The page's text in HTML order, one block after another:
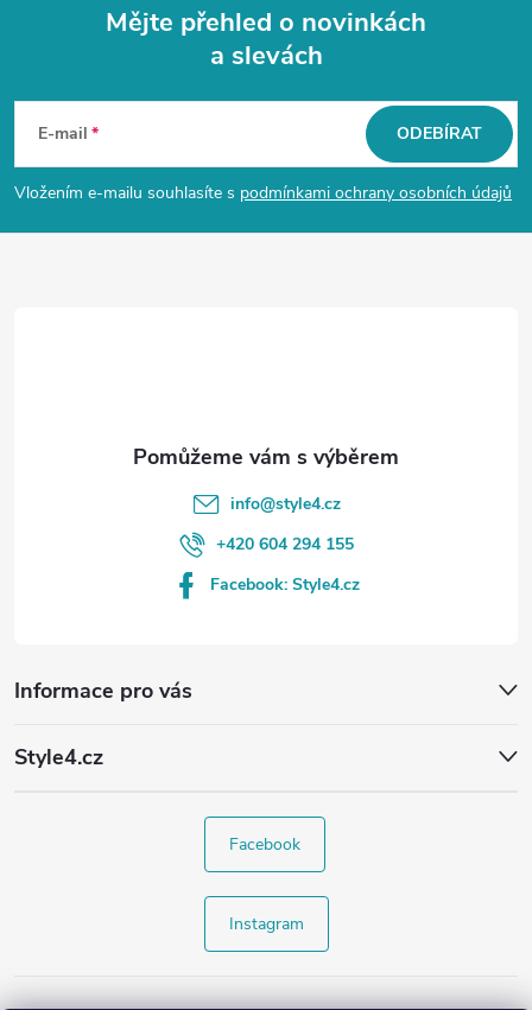
p
a
Mějte přehled o novinkách
a slevách
E-mail
Vložením e-mailu souhlasíte s podmínkami ochrany osobních údajů
ODEBÍRAT
Informace pro vás
Style4.cz
info@style4.cz
+420 604 294 155
Facebook: Style4.cz
Facebook
Instagram